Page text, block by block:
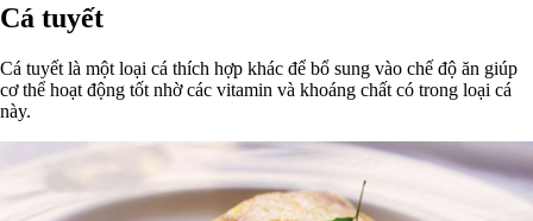
Cá tuyết
Cá tuyết là một loại cá thích hợp khác để bổ sung vào chế độ ăn giúp
cơ thể hoạt động tốt nhờ các vitamin và khoáng chất có trong loại cá
này.